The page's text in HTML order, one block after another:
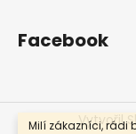
Milí zákazníci, rádi
Facebook
Vytvořil